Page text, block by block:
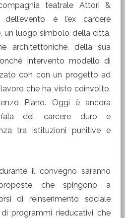
teatrale Attori &
è l’ex carcere
un luogo simbolo della città,
architettoniche, della sua
intervento modello di
con con un progetto ad
che ha visto coinvolto,
Piano. Oggi è ancora
del carcere duro e
tra istituzioni punitive e
il convegno saranno
che spingono a
di reinserimento sociale
programmi rieducativi che